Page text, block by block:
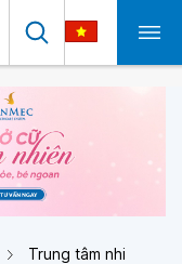
Trung tâm nhi